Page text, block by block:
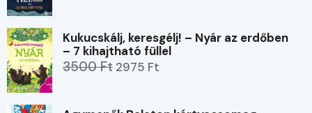
Kukucskálj, keresgélj! – Nyár az erdőben
– 7 kihajtható füllel
3500 Ft 2975 Ft